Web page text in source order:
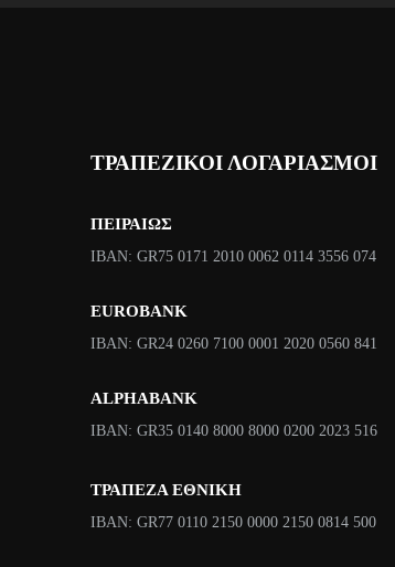
ΤΡΑΠΕΖΙΚΟΙ ΛΟΓΑΡΙΑΣΜΟΙ
ΠΕΙΡΑΙΩΣ
ΙΒΑΝ: GR75 0171 2010 0062 0114 3556 074
EUROBANK
IBAN: GR24 0260 7100 0001 2020 0560 841
ALPHABANK
IBAN: GR35 0140 8000 8000 0200 2023 516
ΤΡΑΠΕΖΑ ΕΘΝΙΚΗ
ΙΒΑΝ: GR77 0110 2150 0000 2150 0814 500